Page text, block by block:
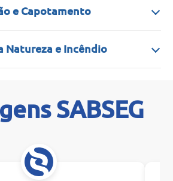
e Capotamento
Natureza e Incêndio
SABSEG